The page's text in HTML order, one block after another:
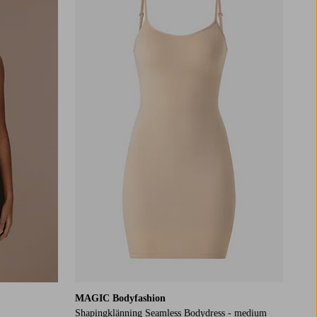
MAGIC Bodyfashion
Shapingklänning Seamless Bodydress - medium